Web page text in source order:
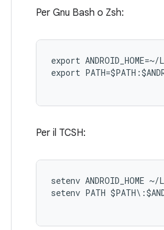
Per Gnu Bash o Zsh:
export
export
Per il TCSH:
setenv ANDROID_HOME
setenv PATH